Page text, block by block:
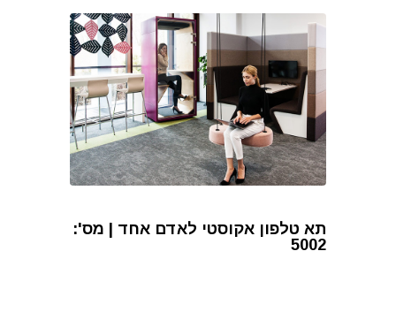
תא טלפון אקוסטי לאדם אחד | מס':
5002